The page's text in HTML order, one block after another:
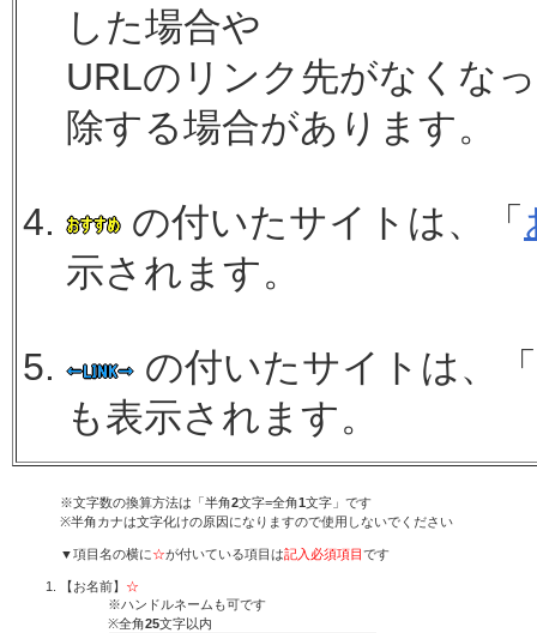
した場合や
URLのリンク先がなくな
除する場合があります。
の付いたサイトは、「
示されます。
の付いたサイトは、「
も表示されます。
※文字数の換算方法は「半角2文字=全角1文字」です
※半角カナは文字化けの原因になりますので使用しないでください
▼項目名の横に☆が付いている項目は記入必須項目です
【お名前】 ☆
※ハンドルネームも可です
※全角25文字以内